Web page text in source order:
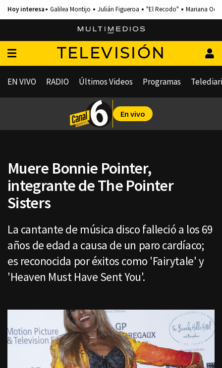
Galilea Montijo Julián Figueroa "El Recodo" Mariana
TELEVISIÓN
EN VIVO RADIO Últimos Videos Programas
En vivo
Muere Bonnie Pointer,
integrante de The Pointer
Sisters
La cantante de música disco falleció a los 69
años de edad a causa de un paro cardíaco;
es reconocida por éxitos como 'Fairytale' y
'Heaven Must Have Sent You'.